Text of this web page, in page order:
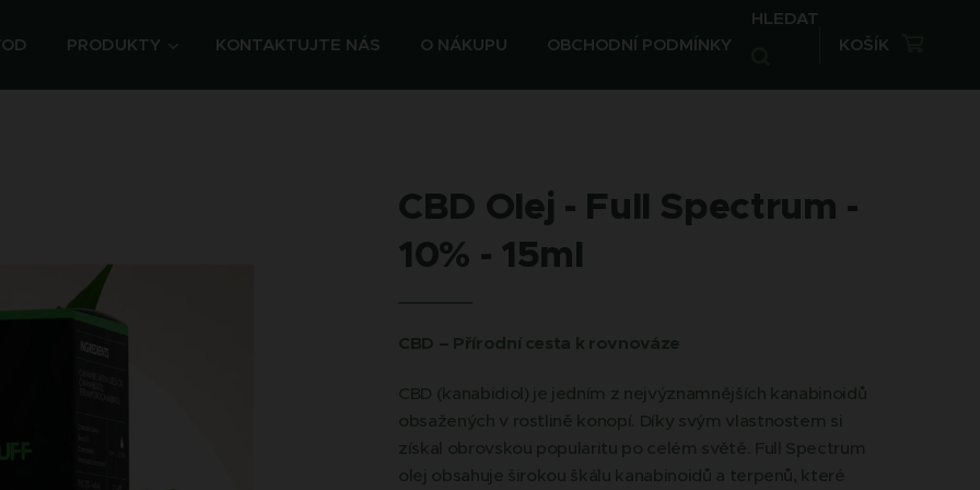
PRODUKTY KONTAKTUJTE NÁS O NÁKUPU OBCHODNÍ PODMÍNKY
HLEDAT
KOŠÍK
CBD Olej - Full Spectrum -
10% - 15ml
CBD – Přírodní cesta k rovnováze
CBD (kanabidiol) je jedním z nejvýznamnějších kanabinoidů
obsažených v rostlině konopí. Díky svým vlastnostem si
získal obrovskou popularitu po celém světě. Full Spectrum
olej obsahuje širokou škálu kanabinoidů a terpenů, které